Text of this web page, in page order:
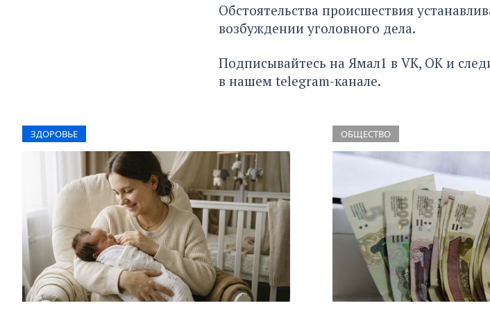
Обстоятельства происшествия
возбуждении уголовного дела.
Подписывайтесь на Ямал1 в VK, ОКи
в нашем telegram-канале.
ЗДОРОВЬЕ ОБЩЕСТВО